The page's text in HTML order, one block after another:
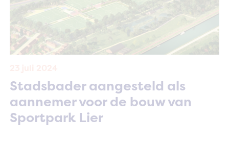
Stadsbader aangesteld als
aannemer voor de bouw van
Sportpark Lier